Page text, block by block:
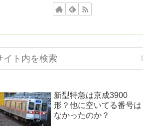
新型特急は京成3900
形？他に空いてる番号は
なかったのか？